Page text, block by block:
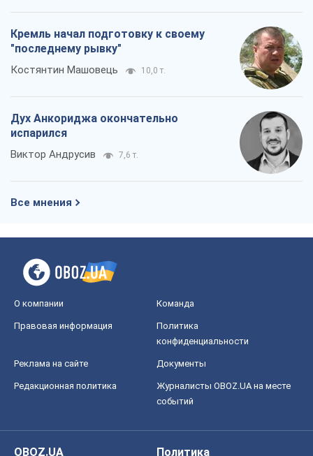
Кремль начал подготовку к своему
"последнему рывку"
Костянтин Машовець 10,0 т.
Дух Анкориджа окончательно
испарился
Виктор Андрусив 7,6 т.
Все мнения
О компании Команда
Правовая информация
Политика
конфиденциальности
Реклама на сайте Документы
Редакционная политика
Журналисты OBOZ.UA на месте
событий
OBOZ.UA
Политика